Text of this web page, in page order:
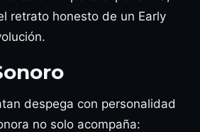
retrato honesto de un Early
despega con personalidad
no solo acompaña: